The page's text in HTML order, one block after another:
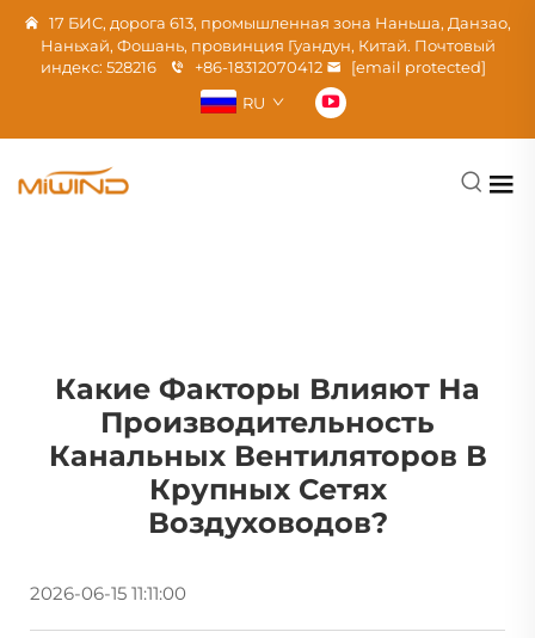
17 БИС, дорога 613, промышленная зона Наньша, Данзао,
Наньхай, Фошань, провинция Гуандун, Китай. Почтовый
индекс: 528216
+86-18312070412
[email protected]
RU
Какие Факторы Влияют На
Производительность
Канальных Вентиляторов В
Крупных Сетях
Воздуховодов?
2026-06-15 11:11:00